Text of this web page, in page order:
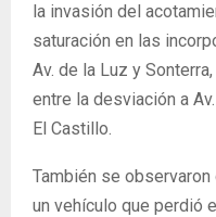
la invasión del
saturación en las
Av. de la Luz y
entre la desviación a
El Castillo.
También se
un vehículo que perdió